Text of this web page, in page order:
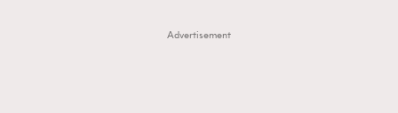
Advertisement